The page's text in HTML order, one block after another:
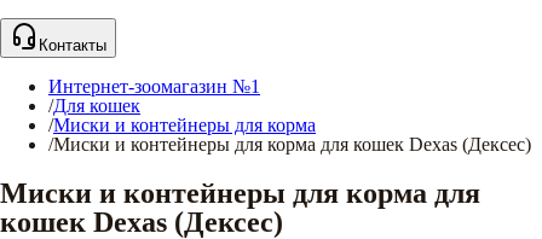
Контакты
Интернет-зоомагазин №1
/Для кошек
/Миски и контейнеры для корма
/Миски и контейнеры для корма для кошек Dexas (Дексес)
Миски и контейнеры для корма для
кошек Dexas (Дексес)